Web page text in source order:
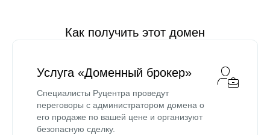
Как получить этот домен
Услуга «Доменный брокер»
Специалисты Руцентра проведут
переговоры с администратором домена о
его продаже по вашей цене и организуют
безопасную сделку.